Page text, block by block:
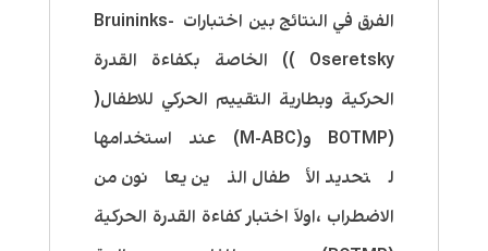
الفرق في النتائج بين اختبارات Bruininks-
Oseretsky )) الخاصة بكفاءة القدرة
الحركية وبطارية التقييم الحركي للاطفال(
(BOTMP و(M-ABC) عند استخدامها
لتحديد الأطفال الذين يعانون من
الاضطراب ،اولاَ اختبار كفاءة القدرة الحركية